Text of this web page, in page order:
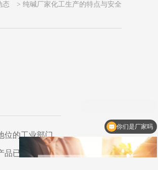
态 > 纯碱厂家化工生产的特点与安全
位的工业部门。
品已经并将继续
你们是厂家吗